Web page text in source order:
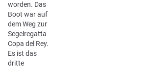
worden. Das
Boot war auf
dem Weg zur
Segelregatta
Copa del Rey.
Es ist das
dritte